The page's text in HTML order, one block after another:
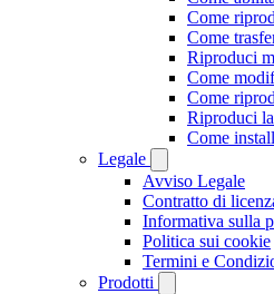
Come
Come
Riproduci
Come
Come
Riproduci
Come
Legale
Avviso Legale
Contratto di
Informativa sulla
Politica sui cookie
Termini e
Prodotti